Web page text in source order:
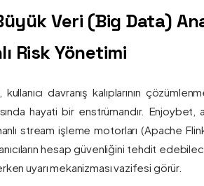
Veri (Big Data)
Risk Yönetimi
davranış kalıplarının
hayati bir enstrümandır. Enjoybet,
stream işleme motorları (Apache Flink
hesap güvenliğini tehdit
uyarı mekanizması vazifesi görür.